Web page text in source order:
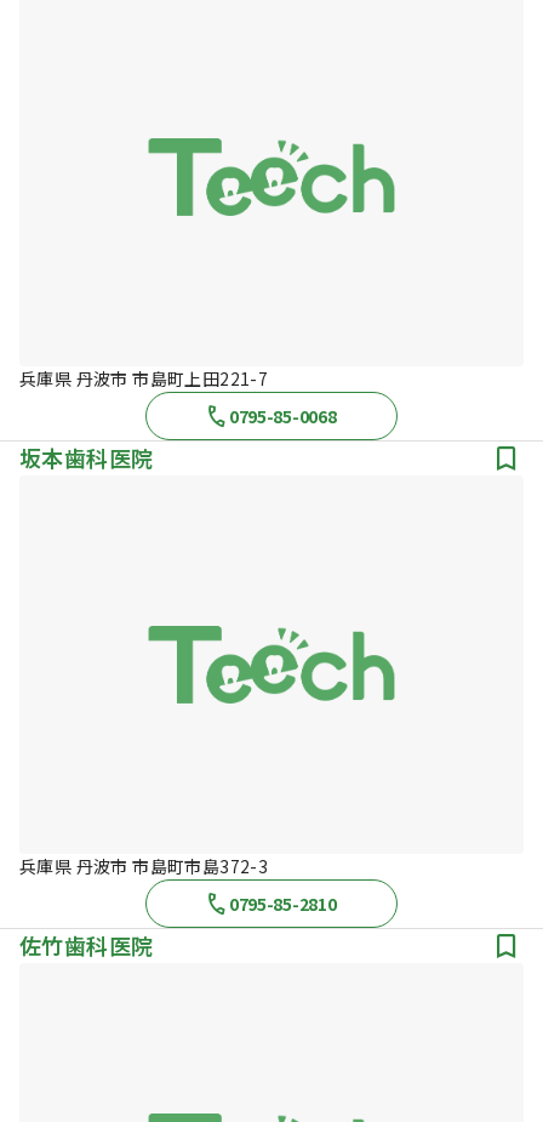
兵庫県 丹波市 市島町上田221-7
0795-85-0068
坂本歯科医院
兵庫県 丹波市 市島町市島372-3
0795-85-2810
佐竹歯科医院